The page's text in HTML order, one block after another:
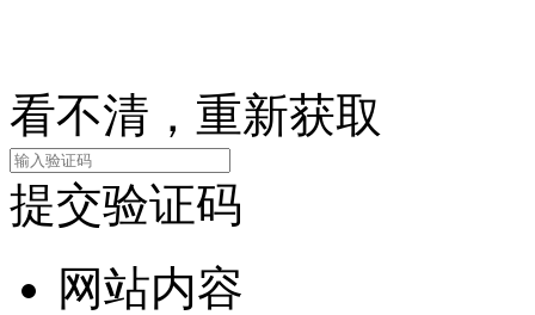
看不清，重新获取
提交验证码
网站内容